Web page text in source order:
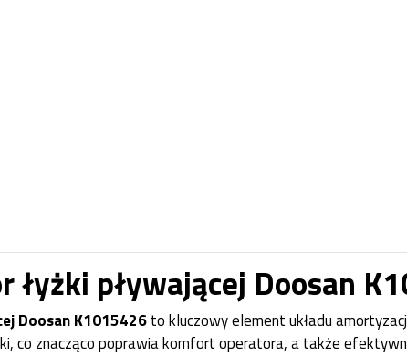
pływającej Doosan
Doosan K1015426to kluczowy element układu
co znacząco poprawia komfort operatora, a także